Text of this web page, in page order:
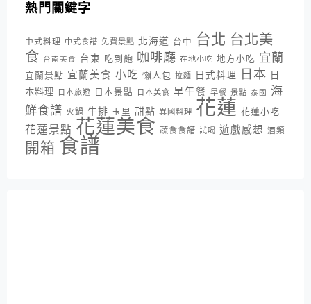
熱門關鍵字
中式料理 中式食譜 免費景點 北海道 台中 台北 台北美
食 台南美食 台東 吃到飽 咖啡廳 在地小吃 地方小吃 宜蘭
宜蘭景點 宜蘭美食 小吃 懶人包 拉麵 日式料理 日本 日
本料理
日本旅遊 日本景點 日本美食 早午餐 早餐 景點 泰國
海
鮮食譜 火鍋 牛排 玉里 甜點 異國料理 花蓮 花蓮小吃
花蓮景點 花蓮美食 蔬食食譜 試喝 遊戲感想 酒類
開箱 食譜